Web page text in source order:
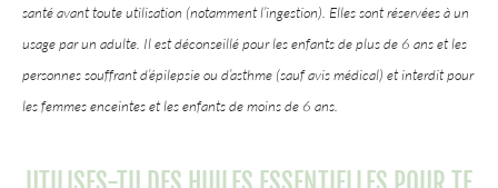
santé avant toute utilisation (notamment l’ingestion). Elles sont réservées à un
usage par un adulte. Il est déconseillé pour les enfants de plus de 6 ans et les
personnes souffrant d’épilepsie ou d’asthme (sauf avis médical) et interdit pour
les femmes enceintes et les enfants de moins de 6 ans.